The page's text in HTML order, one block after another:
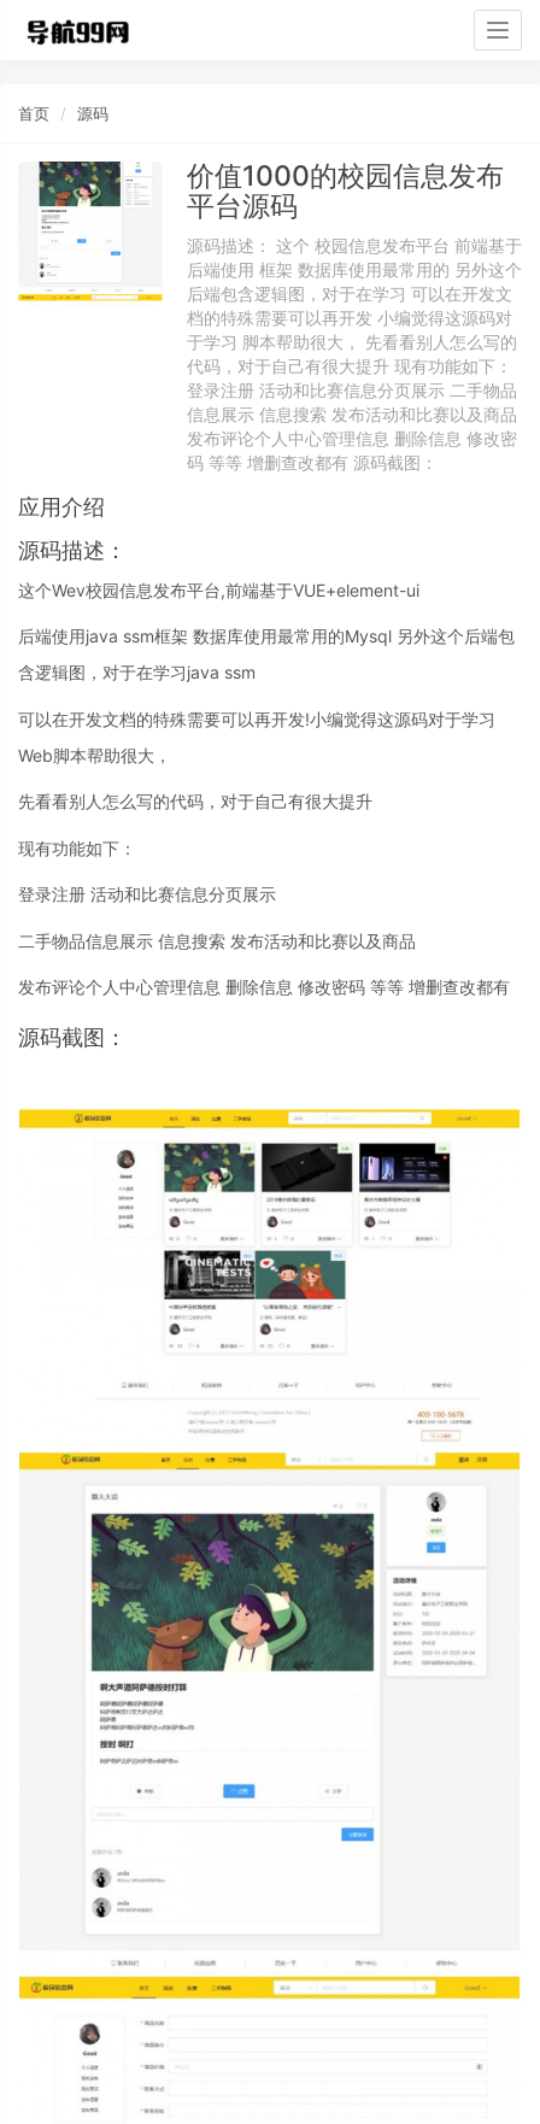
首页 源码
价值1000的校园信息发布
平台源码
源码描述： 这个 校园信息发布平台 前端基于
后端使用 框架 数据库使用最常用的 另外这个
后端包含逻辑图，对于在学习 可以在开发文
档的特殊需要可以再开发 小编觉得这源码对
于学习 脚本帮助很大， 先看看别人怎么写的
代码，对于自己有很大提升 现有功能如下：
登录注册 活动和比赛信息分页展示 二手物品
信息展示 信息搜索 发布活动和比赛以及商品
发布评论个人中心管理信息 删除信息 修改密
码 等等 增删查改都有 源码截图：
应用介绍
源码描述：
这个Wev校园信息发布平台,前端基于VUE+element-ui
后端使用java ssm框架 数据库使用最常用的Mysql 另外这个后端包
含逻辑图，对于在学习java ssm
可以在开发文档的特殊需要可以再开发!小编觉得这源码对于学习
Web脚本帮助很大，
先看看别人怎么写的代码，对于自己有很大提升
现有功能如下：
登录注册 活动和比赛信息分页展示
二手物品信息展示 信息搜索 发布活动和比赛以及商品
发布评论个人中心管理信息 删除信息 修改密码 等等 增删查改都有
源码截图：